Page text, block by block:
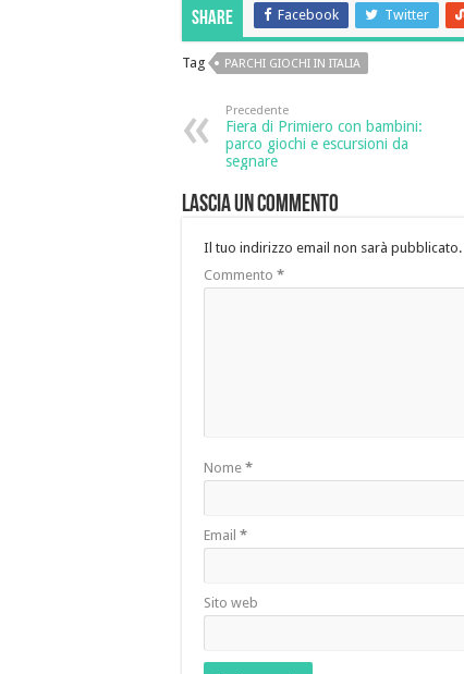
Share Facebook Twitter
Tag PARCHI GIOCHI IN ITALIA
Precedente
Fiera di Primiero con bambini:
parco giochi e escursioni da
segnare
Lascia un commento
Il tuo indirizzo email non sarà pubblicato.
Commento *
Nome *
Email *
Sito web